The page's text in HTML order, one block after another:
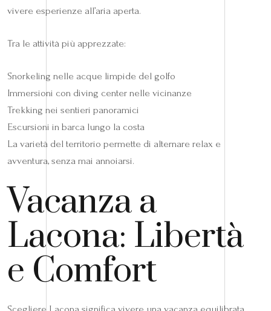
vivere esperienze all’aria aperta.
Tra le attività più apprezzate:
Snorkeling nelle acque limpide del golfo
Immersioni con diving center nelle vicinanze
Trekking nei sentieri panoramici
Escursioni in barca lungo la costa
La varietà del territorio permette di alternare relax e
avventura, senza mai annoiarsi.
Vacanza a
Lacona: Libertà
e Comfort
Scegliere Lacona significa vivere una vacanza equilibrata,